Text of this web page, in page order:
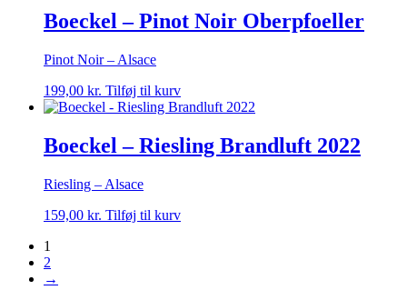
Boeckel – Pinot Noir Oberpfoeller
Pinot Noir – Alsace
199,00 kr. Tilføj til kurv
Boeckel – Riesling Brandluft 2022
Riesling – Alsace
159,00 kr. Tilføj til kurv
1
2
→